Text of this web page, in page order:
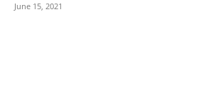
June 15, 2021